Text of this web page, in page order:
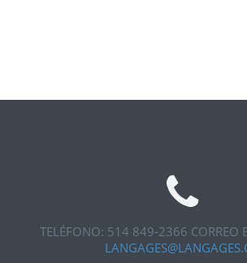
TELÉFONO: 514 849-2366 CORREO